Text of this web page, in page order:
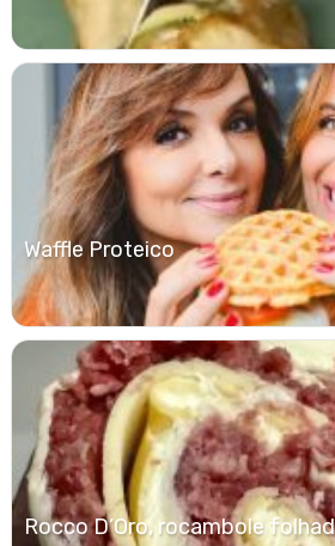
Waffle Proteico
Rocco D’Oro, rocambole